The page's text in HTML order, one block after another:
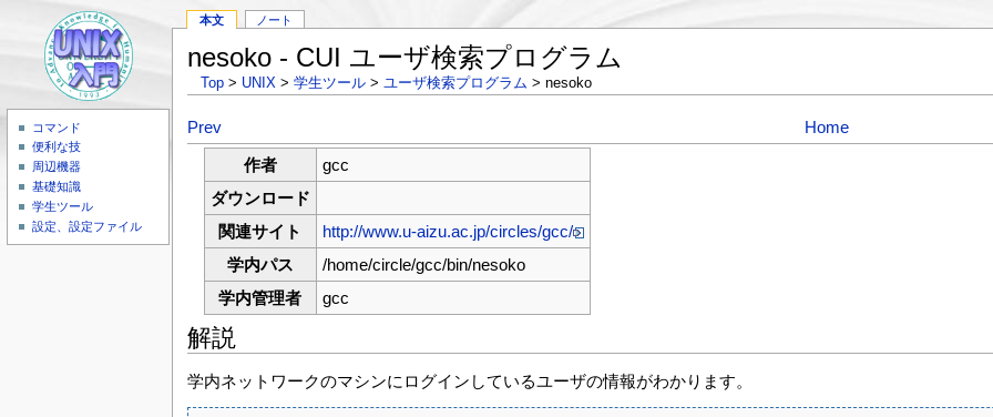
コマンド
便利な技
周辺機器
基礎知識
学生ツール
設定、設定ファイル
本文 ノート
nesoko - CUI ユーザ検索プログラム
Top > UNIX >学生ツール >ユーザ検索プログラム > nesoko
Prev
Home
作者
gcc
ダウンロード
関連サイト
http://www.u-aizu.ac.jp/circles/gcc/
学内パス
/home/circle/gcc/bin/nesoko
学内管理者
gcc
解説
学内ネットワークのマシンにログインしているユーザの情報がわかります。